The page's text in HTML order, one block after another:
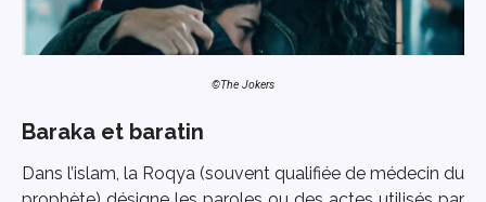
©The Jokers
Baraka et baratin
Dans l’islam, la Roqya (souvent qualifiée de médecin du